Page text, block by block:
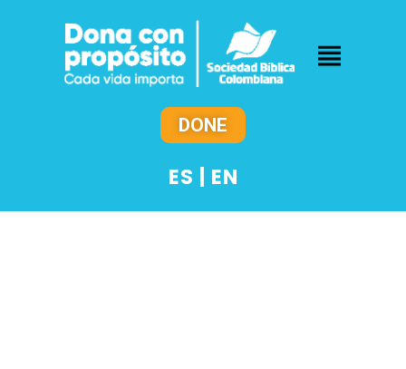
DONE
ES | EN